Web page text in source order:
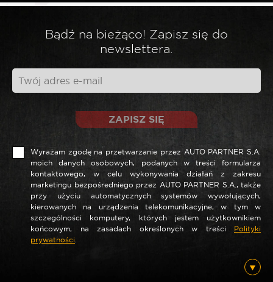
Nazwa*
Bądź na bieżąco! Zapisz się do
newslettera.
ZAPISZ SIĘ
Wyrażam zgodę na przetwarzanie przez AUTO PARTNER S.A.
moich danych osobowych, podanych w treści formularza
kontaktowego, w celu wykonywania działań z zakresu
marketingu bezpośredniego przez AUTO PARTNER S.A., także
przy użyciu automatycznych systemów wywołujących,
kierowanych na urządzenia telekomunikacyjne, w tym w
szczególności komputery, których jestem użytkownikiem
końcowym, na zasadach określonych w treści Polityki
prywatności.